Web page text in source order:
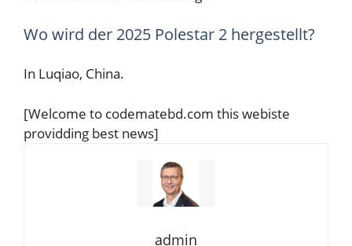
Wo wird der 2025 Polestar 2 hergestellt?
In Luqiao, China.
[Welcome to codematebd.com this webiste
providding best news]
admin